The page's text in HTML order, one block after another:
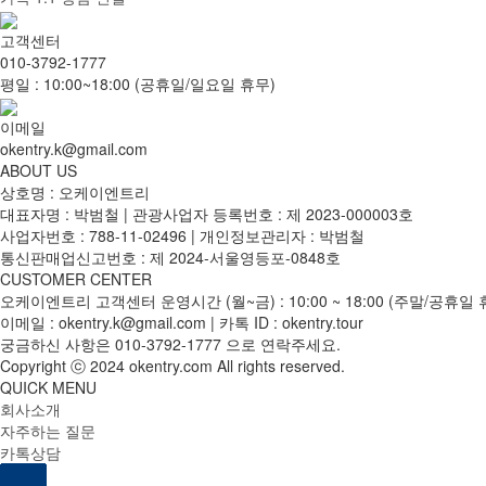
고객센터
010-3792-1777
평일 : 10:00~18:00 (공휴일/일요일 휴무)
이메일
okentry.k@gmail.com
ABOUT US
상호명 : 오케이엔트리
대표자명 : 박범철 | 관광사업자 등록번호 : 제 2023-000003호
사업자번호 : 788-11-02496 | 개인정보관리자 : 박범철
통신판매업신고번호 : 제 2024-서울영등포-0848호
CUSTOMER CENTER
오케이엔트리 고객센터 운영시간 (월~금) : 10:00 ~ 18:00 (주말/공휴일
이메일 : okentry.k@gmail.com | 카톡 ID : okentry.tour
궁금하신 사항은 010-3792-1777 으로 연락주세요.
Copyright ⓒ 2024 okentry.com All rights reserved.
QUICK MENU
회사소개
자주하는 질문
카톡상담